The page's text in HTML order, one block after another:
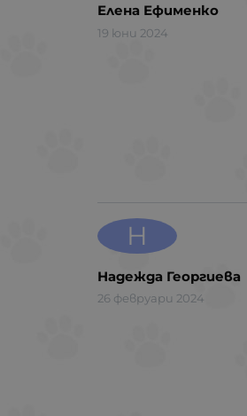
Елена Ефименко
19 юни 2024
Н
Надежда Георгиева
26 февруари 2024